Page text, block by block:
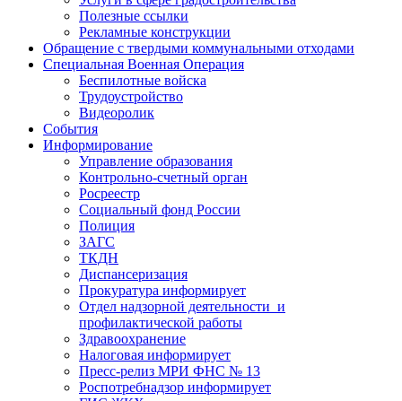
Полезные ссылки
Рекламные конструкции
Обращение с твердыми коммунальными отходами
Специальная Военная Операция
Беспилотные войска
Трудоустройство
Видеоролик
События
Информирование
Управление образования
Контрольно-счетный орган
Росреестр
Социальный фонд России
Полиция
ЗАГС
ТКДН
Диспансеризация
Прокуратура информирует
Отдел надзорной деятельности и
профилактической работы
Здравоохранение
Налоговая информирует
Пресс-релиз МРИ ФНС № 13
Роспотребнадзор информирует